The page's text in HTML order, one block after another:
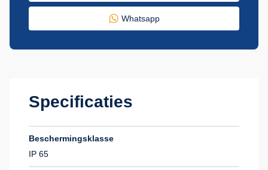
Whatsapp
Specificaties
Beschermingsklasse
IP 65